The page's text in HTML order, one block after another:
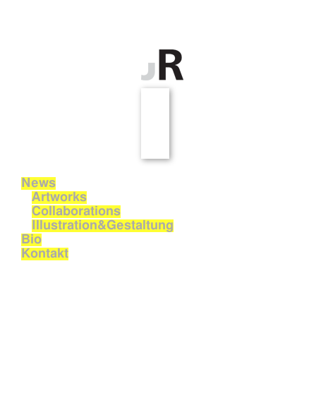
News
Artworks
Collaborations
Illustration&Gestaltung
Bio
Kontakt